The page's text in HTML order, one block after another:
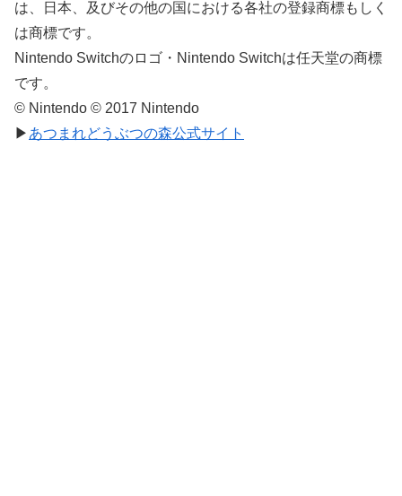
は、日本、及びその他の国における各社の登録商標もしく
は商標です。
Nintendo Switchのロゴ・Nintendo Switchは任天堂の商標
です。
© Nintendo © 2017 Nintendo
▶ あつまれどうぶつの森公式サイト